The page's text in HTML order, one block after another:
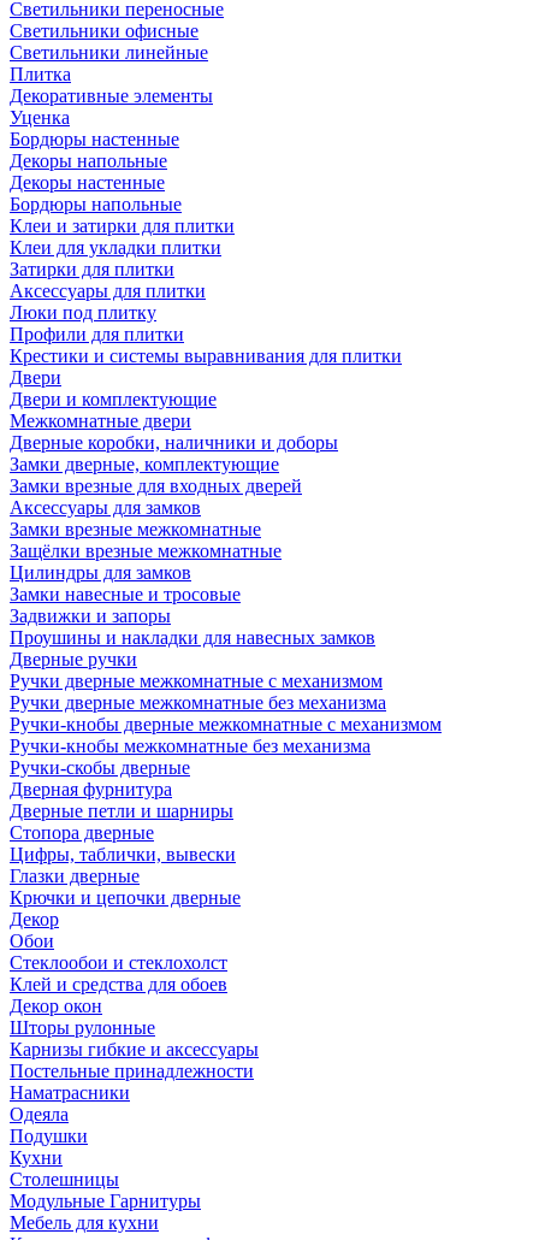
Светильники переносные
Светильники офисные
Светильники линейные
Плитка
Декоративные элементы
Уценка
Бордюры настенные
Декоры напольные
Декоры настенные
Бордюры напольные
Клеи и затирки для плитки
Клеи для укладки плитки
Затирки для плитки
Аксессуары для плитки
Люки под плитку
Профили для плитки
Крестики и системы выравнивания для плитки
Двери
Двери и комплектующие
Межкомнатные двери
Дверные коробки, наличники и доборы
Замки дверные, комплектующие
Замки врезные для входных дверей
Аксессуары для замков
Замки врезные межкомнатные
Защёлки врезные межкомнатные
Цилиндры для замков
Замки навесные и тросовые
Задвижки и запоры
Проушины и накладки для навесных замков
Дверные ручки
Ручки дверные межкомнатные с механизмом
Ручки дверные межкомнатные без механизма
Ручки-кнобы дверные межкомнатные с механизмом
Ручки-кнобы межкомнатные без механизма
Ручки-скобы дверные
Дверная фурнитура
Дверные петли и шарниры
Стопора дверные
Цифры, таблички, вывески
Глазки дверные
Крючки и цепочки дверные
Декор
Обои
Стеклообои и стеклохолст
Клей и средства для обоев
Декор окон
Шторы рулонные
Карнизы гибкие и аксессуары
Постельные принадлежности
Наматрасники
Одеяла
Подушки
Кухни
Столешницы
Модульные Гарнитуры
Мебель для кухни